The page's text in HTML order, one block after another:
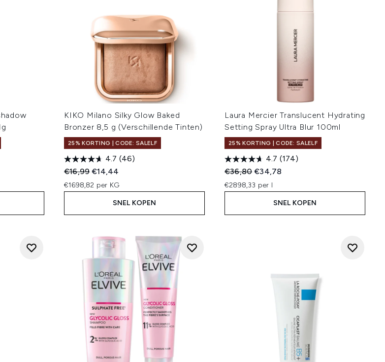
KIKO Milano Silky Glow Baked
Bronzer 8,5 g (Verschillende Tinten)
25% KORTING | CODE: SALELF
4.7 (46)
Recommended Retail Price:
€16,99Huidige prijs:
€14,44
€1698,82 per KG
SNEL KOPEN
Laura Mercier Translucent Hydrating
Setting Spray Ultra Blur 100ml
25% KORTING | CODE: SALELF
4.7 (174)
Recommended Retail Price:
€36,80Huidige prijs:
€34,78
€2898,33 per l
SNEL KOPEN